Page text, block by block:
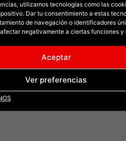
utilizamos tecnologías como las
Dar tu consentimiento a estas
de navegación o identificadores
negativamente a ciertas funciones
Aceptar
Ver preferencias
Potenciometro Monofonico
Balinera B10K,B20K
3 cuotas de $667 sin interés